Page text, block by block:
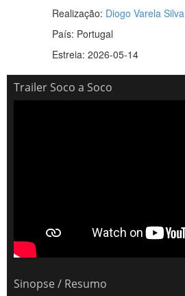
Realização: Diogo Varela Silva
País: Portugal
Estreia: 2026-05-14
Trailer Soco a Soco
Sinopse / Resumo